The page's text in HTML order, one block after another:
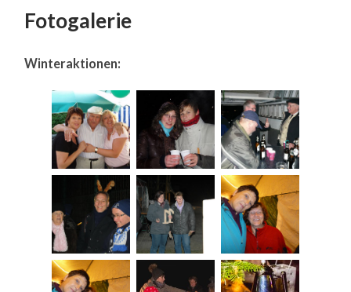
Fotogalerie
Winteraktionen: